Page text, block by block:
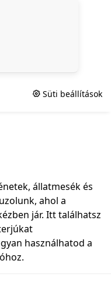
Süti beállítások
állatmesék és
ahol a
jár. Itt találhatsz
használhatod a